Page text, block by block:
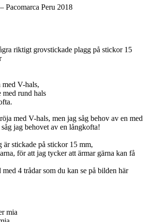
Pacomarca Peru 2018
riktigt grovstickade plagg på stickor 15
med V-hals,
rund hals
med V-hals, men jag såg behov av en med
jag behovet av en långkofta!
är stickade på stickor 15 mm,
för att jag tycker att ärmar gärna kan få
4 trådar som du kan se på bilden här